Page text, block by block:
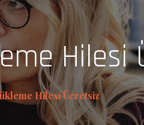
Hilesi
Hilesi Ücretsiz